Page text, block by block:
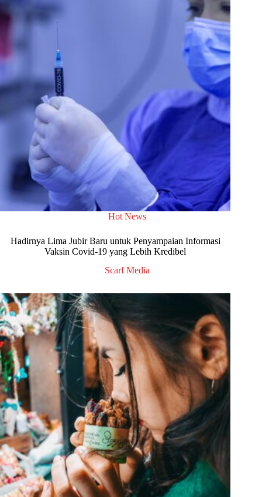
Hot News
Hadirnya Lima Jubir Baru untuk Penyampaian Informasi
Vaksin Covid-19 yang Lebih Kredibel
Scarf Media